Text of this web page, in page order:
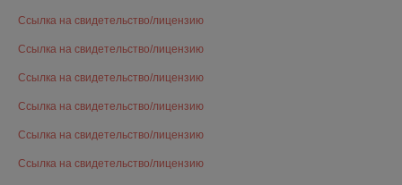
Ссылка на свидетельство/лицензию
Ссылка на свидетельство/лицензию
Ссылка на свидетельство/лицензию
Ссылка на свидетельство/лицензию
Ссылка на свидетельство/лицензию
Ссылка на свидетельство/лицензию